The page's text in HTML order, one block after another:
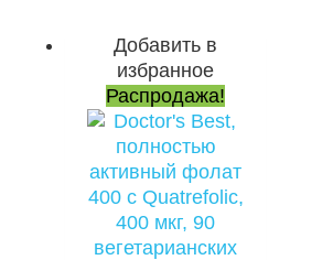
Добавить в
избранное
Распродажа!
Первоначальная
цена
составляла
1421 ₽.
478 ₽.